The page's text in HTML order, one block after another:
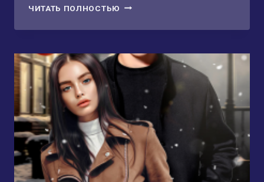
ЧИТАТЬ ПОЛНОСТЬЮ БАБОЧКИ
МУРАШКИ